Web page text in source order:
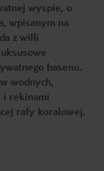
wyspie, o
wpisanym na
z willi
basenu.
wodnych,
i rekinami
rafy koralowej.